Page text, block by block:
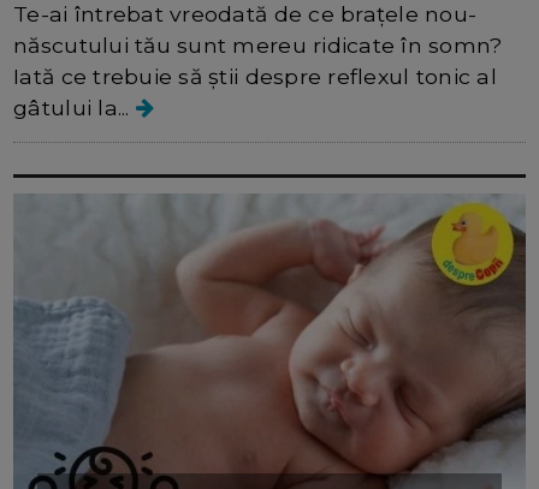
Te-ai întrebat vreodată de ce brațele nou-
născutului tău sunt mereu ridicate în somn?
Iată ce trebuie să știi despre reflexul tonic al
gâtului la...